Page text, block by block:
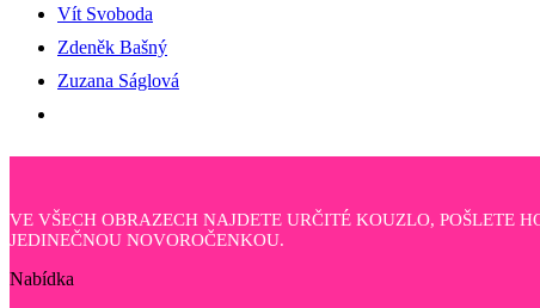
Vít Svoboda
Zdeněk Bašný
Zuzana Ságlová
VE VŠECH OBRAZECH NAJDETE URČITÉ KOUZLO, POŠLETE
JEDINEČNOU NOVOROČENKOU.
Nabídka